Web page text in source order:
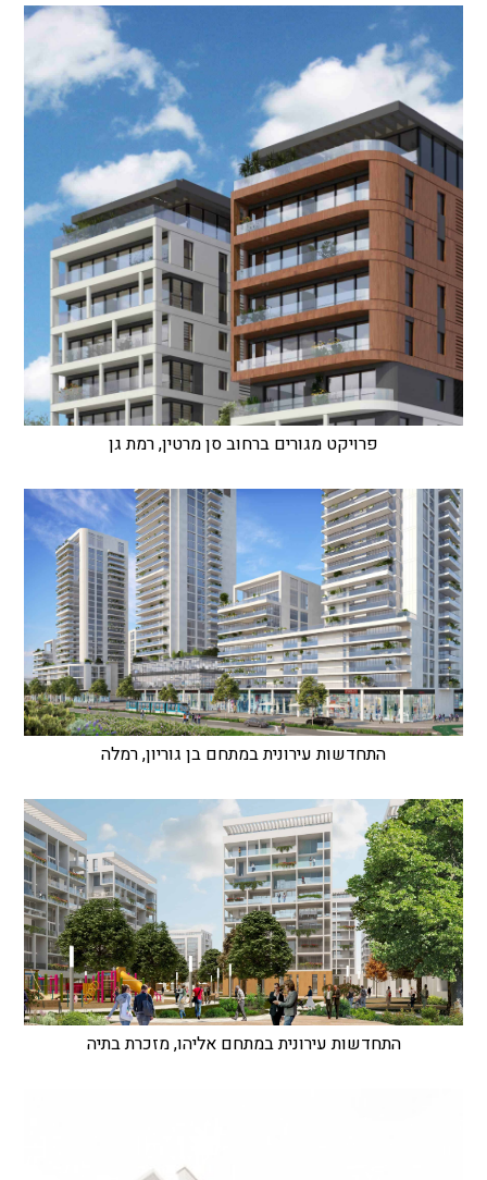
פרויקט מגורים ברחוב סן מרטין, רמת גן
התחדשות עירונית במתחם בן גוריון, רמלה
התחדשות עירונית במתחם אליהו, מזכרת בתיה